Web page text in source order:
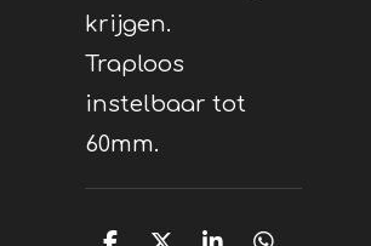
krijgen.
Traploos
instelbaar tot
60mm.